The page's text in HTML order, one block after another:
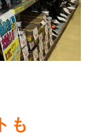
も